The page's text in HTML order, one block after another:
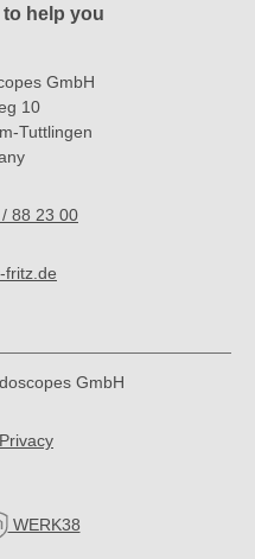
to help you
GmbH
10
Tuttlingen
88 23 00
fritz.de
GmbH
Privacy
WERK38